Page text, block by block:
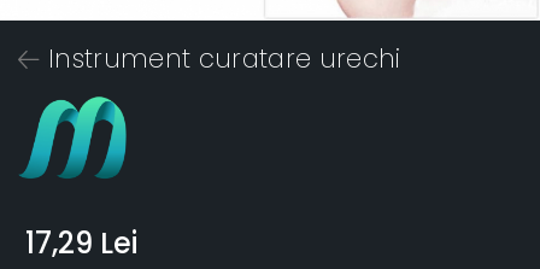
Instrument curatare urechi
17,29 Lei